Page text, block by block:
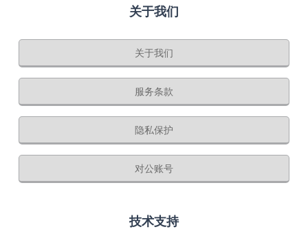
关于我们
关于我们
服务条款
隐私保护
对公账号
技术支持